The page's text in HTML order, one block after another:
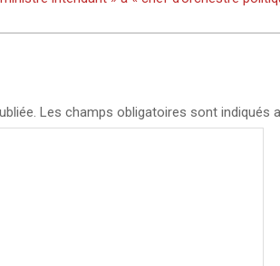
Les champs obligatoires sont indiqués